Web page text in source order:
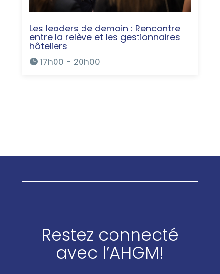
Les leaders de demain : Rencontre
entre la relève et les gestionnaires
hôteliers
17h00 - 20h00
Restez connecté
avec l’AHGM!